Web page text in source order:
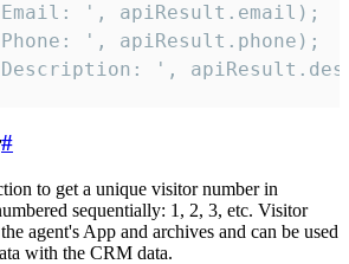
', apiResult.email);
', apiResult.phone);
',
#
to get a unique visitor number in
sequentially: 1, 2, 3, etc. Visitor
agent's App and archives and can be used
with the CRM data.